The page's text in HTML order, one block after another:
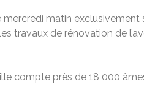
matin exclusivement
travaux de rénovation de
compte près de 18 000